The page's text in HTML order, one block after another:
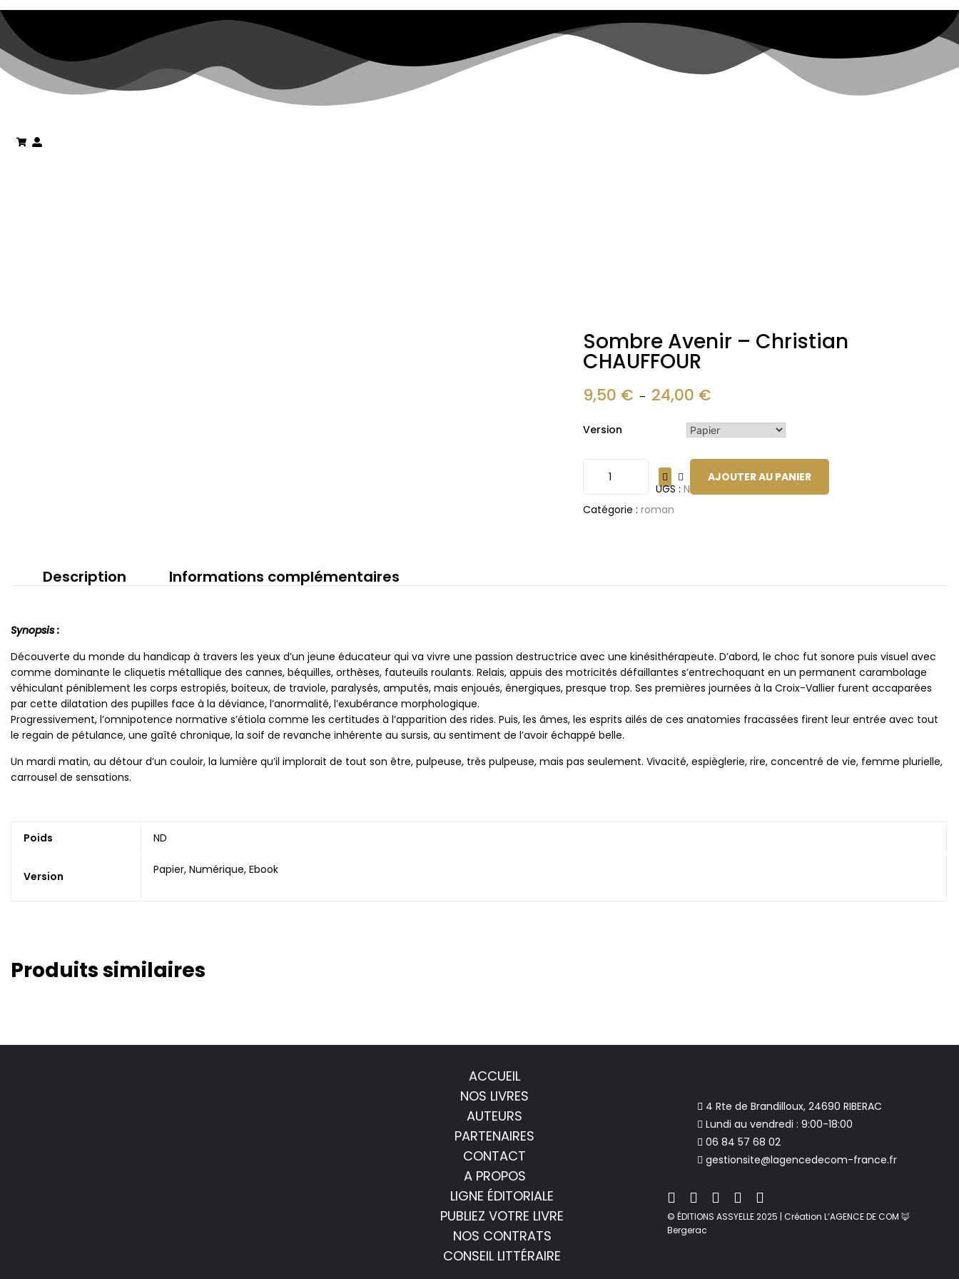
Sombre Avenir – Christian
CHAUFFOUR
9,50 € – 24,00 €
Version
AJOUTER AU PANIER
UGS : ND
Catégorie : roman
Description Informations complémentaires
Synopsis :
Découverte du monde du handicap à travers les yeux d’un jeune éducateur qui va vivre une passion destructrice avec une kinésithérapeute. D’abord, le choc fut sonore puis visuel avec
comme dominante le cliquetis métallique des cannes, béquilles, orthèses, fauteuils roulants. Relais, appuis des motricités défaillantes s’entrechoquant en un permanent carambolage
véhiculant péniblement les corps estropiés, boiteux, de traviole, paralysés, amputés, mais enjoués, énergiques, presque trop. Ses premières journées à la Croix-Vallier furent accaparées
par cette dilatation des pupilles face à la déviance, l’anormalité, l’exubérance morphologique.
Progressivement, l’omnipotence normative s’étiola comme les certitudes à l’apparition des rides. Puis, les âmes, les esprits ailés de ces anatomies fracassées firent leur entrée avec tout
le regain de pétulance, une gaîté chronique, la soif de revanche inhérente au sursis, au sentiment de l’avoir échappé belle.
Un mardi matin, au détour d’un couloir, la lumière qu’il implorait de tout son être, pulpeuse, très pulpeuse, mais pas seulement. Vivacité, espièglerie, rire, concentré de vie, femme plurielle,
carrousel de sensations.
Poids ND
Version Papier, Numérique, Ebook
Produits similaires
ACCUEIL
NOS LIVRES
AUTEURS
PARTENAIRES
CONTACT
A PROPOS
LIGNE ÉDITORIALE
PUBLIEZ VOTRE LIVRE
NOS CONTRATS
CONSEIL LITTÉRAIRE
4 Rte de Brandilloux, 24690 RIBERAC
Lundi au vendredi : 9:00-18:00
06 84 57 68 02
gestionsite@lagencedecom-france.fr
© ÉDITIONS ASSYELLE 2025 | Création L’AGENCE DE COM 🦊
Bergerac